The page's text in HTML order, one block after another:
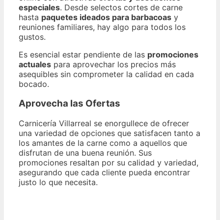
especiales. Desde selectos cortes de carne
hasta paquetes ideados para barbacoas y
reuniones familiares, hay algo para todos los
gustos.
Es esencial estar pendiente de las promociones
actuales para aprovechar los precios más
asequibles sin comprometer la calidad en cada
bocado.
Aprovecha las Ofertas
Carnicería Villarreal se enorgullece de ofrecer
una variedad de opciones que satisfacen tanto a
los amantes de la carne como a aquellos que
disfrutan de una buena reunión. Sus
promociones resaltan por su calidad y variedad,
asegurando que cada cliente pueda encontrar
justo lo que necesita.